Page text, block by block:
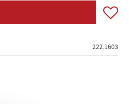
Lägg
222.1603